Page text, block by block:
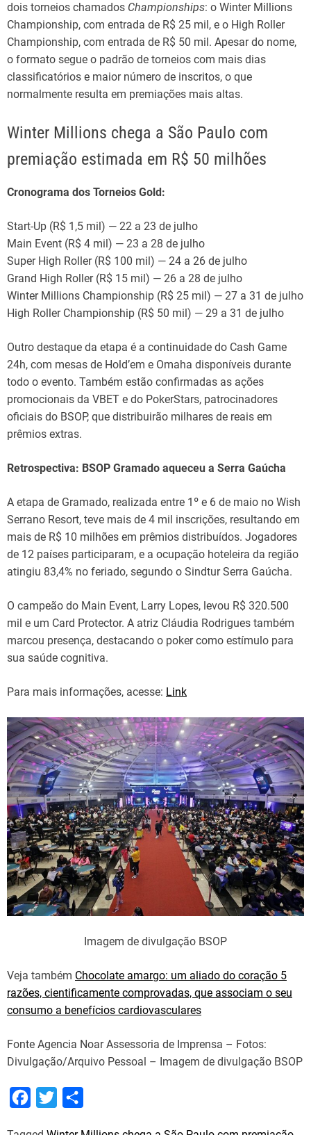
dois torneios chamados Championships: o Winter Millions
Championship, com entrada de R$ 25 mil, e o High Roller
Championship, com entrada de R$ 50 mil. Apesar do nome,
o formato segue o padrão de torneios com mais dias
classificatórios e maior número de inscritos, o que
normalmente resulta em premiações mais altas.
Winter Millions chega a São Paulo com
premiação estimada em R$ 50 milhões
Cronograma dos Torneios Gold:
Start-Up (R$ 1,5 mil) — 22 a 23 de julho
Main Event (R$ 4 mil) — 23 a 28 de julho
Super High Roller (R$ 100 mil) — 24 a 26 de julho
Grand High Roller (R$ 15 mil) — 26 a 28 de julho
Winter Millions Championship (R$ 25 mil) — 27 a 31 de julho
High Roller Championship (R$ 50 mil) — 29 a 31 de julho
Outro destaque da etapa é a continuidade do Cash Game
24h, com mesas de Hold’em e Omaha disponíveis durante
todo o evento. Também estão confirmadas as ações
promocionais da VBET e do PokerStars, patrocinadores
oficiais do BSOP, que distribuirão milhares de reais em
prêmios extras.
Retrospectiva: BSOP Gramado aqueceu a Serra Gaúcha
A etapa de Gramado, realizada entre 1º e 6 de maio no Wish
Serrano Resort, teve mais de 4 mil inscrições, resultando em
mais de R$ 10 milhões em prêmios distribuídos. Jogadores
de 12 países participaram, e a ocupação hoteleira da região
atingiu 83,4% no feriado, segundo o Sindtur Serra Gaúcha.
O campeão do Main Event, Larry Lopes, levou R$ 320.500
mil e um Card Protector. A atriz Cláudia Rodrigues também
marcou presença, destacando o poker como estímulo para
sua saúde cognitiva.
Para mais informações, acesse: Link
Imagem de divulgação BSOP
Veja também Chocolate amargo: um aliado do coração 5
razões, cientificamente comprovadas, que associam o seu
consumo a benefícios cardiovasculares
Fonte Agencia Noar Assessoria de Imprensa – Fotos:
Divulgação/Arquivo Pessoal – Imagem de divulgação BSOP